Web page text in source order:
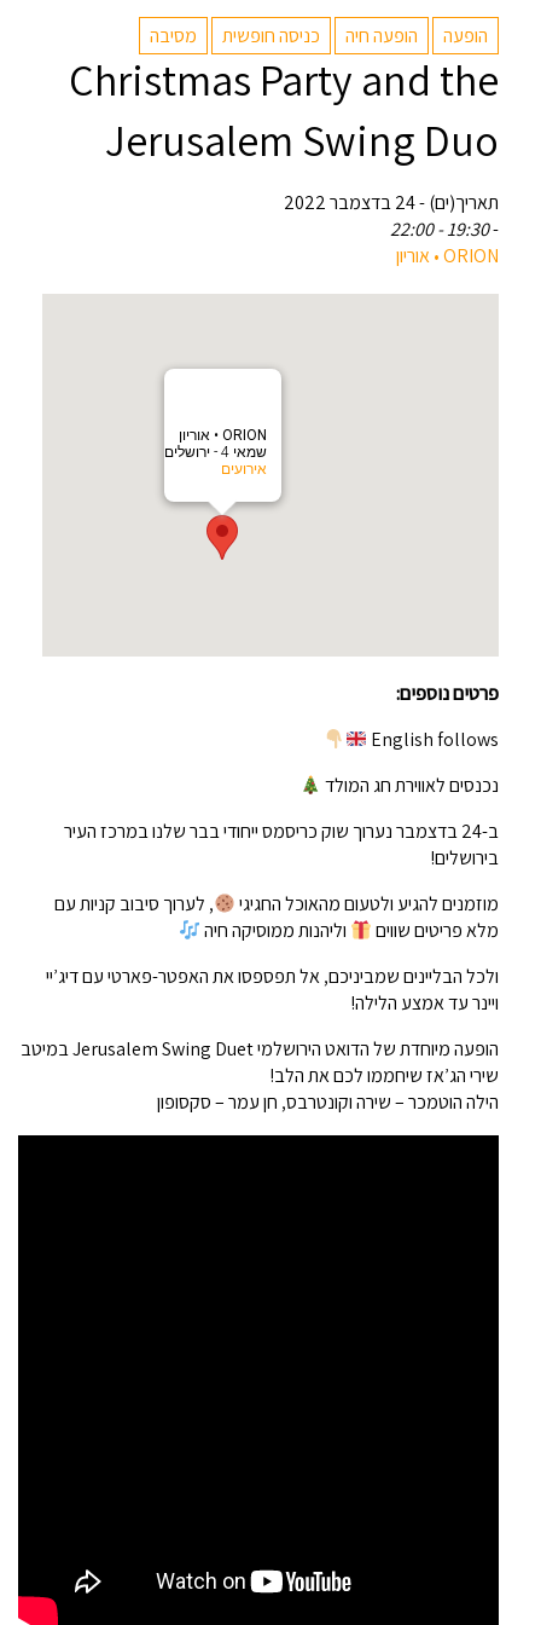
הופעה הופעה חיה כניסה חופשית מסיבה
Christmas Party and the
Jerusalem Swing Duo
תאריך(ים) - 24 בדצמבר 2022
-
19:30 - 22:00
‎ORION • אוריון
‎ORION • אוריון
שמאי 4 - ירושלים
אירועים
פרטים נוספים:
English follows
נכנסים לאווירת חג המולד
ב-24 בדצמבר נערוך שוק כריסמס ייחודי בבר שלנו במרכז העיר
בירושלים!
מוזמנים להגיע ולטעום מהאוכל החגיגי
, לערוך סיבוב קניות עם
מלא פריטים שווים
וליהנות ממוסיקה חיה
ולכל הבליינים שמביניכם, אל תפספסו את האפטר-פארטי עם דיג’יי
ויינר עד אמצע הלילה!
הופעה מיוחדת של הדואט הירושלמי Jerusalem Swing Duet במיטב
שירי הג’אז שיחממו לכם את הלב!
הילה הוטמכר – שירה וקונטרבס, חן עמר – סקסופון